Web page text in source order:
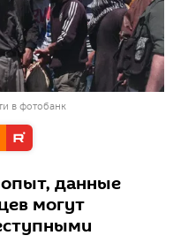
в фотобанк
данные
могут